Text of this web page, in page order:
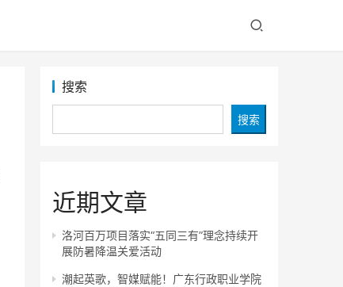
搜索
搜索
近期文章
洛河百万项目落实“五同三有”理念持续开
展防暑降温关爱活动
潮起英歌，智媒赋能！广东行政职业学院